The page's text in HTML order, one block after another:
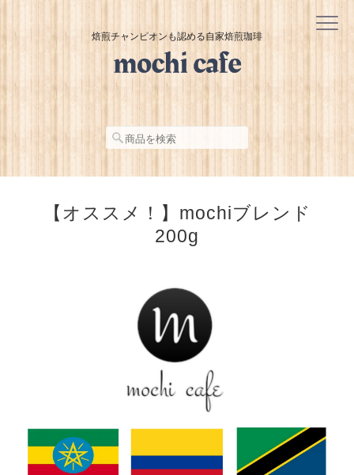
焙煎チャンピオンも認める自家焙煎珈琲
【オススメ！】mochiブレンド
200g